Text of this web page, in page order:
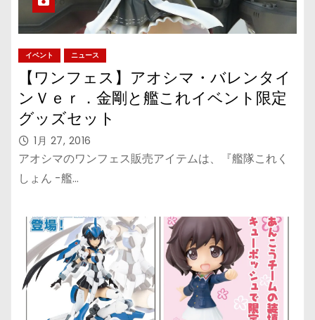
イベント ニュース
【ワンフェス】アオシマ・バレンタイ
ンＶｅｒ．金剛と艦これイベント限定
グッズセット
1月 27, 2016
アオシマのワンフェス販売アイテムは、『艦隊これく
しょん -艦…